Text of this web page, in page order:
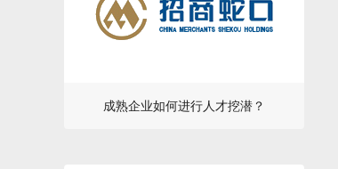
成熟企业如何进行人才挖潜？